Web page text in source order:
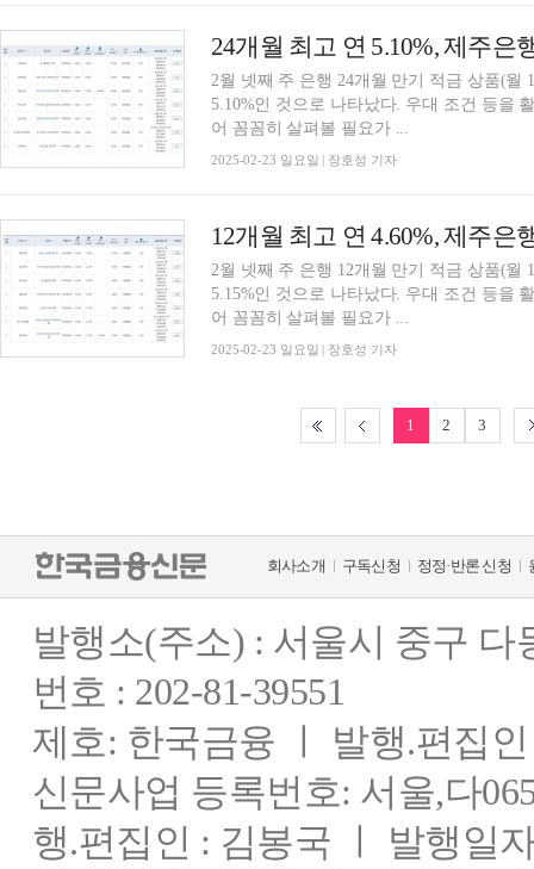
2월 넷째 주 은행 24개월 만기 적금 상품(월
5.10%인 것으로 나타났다. 우대 조건 등을
어 꼼꼼히 살펴볼 필요가 ...
2025-02-23 일요일 | 장호성 기자
2월 넷째 주 은행 12개월 만기 적금 상품(월
5.15%인 것으로 나타났다. 우대 조건 등을
어 꼼꼼히 살펴볼 필요가 ...
2025-02-23 일요일 | 장호성 기자
1 2 3
회사소개 구독신청 정정·반론 신청
발행소(주소) : 서울시 중구
번호 : 202-81-39551
제호: 한국금융 ㅣ 발행.편집
신문사업 등록번호: 서울,다
행.편집인 : 김봉국 ㅣ 발행일